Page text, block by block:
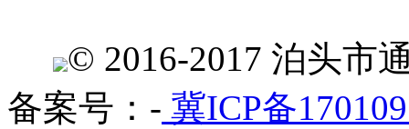
© 2016-2017 泊头市
备案号：- 冀ICP备